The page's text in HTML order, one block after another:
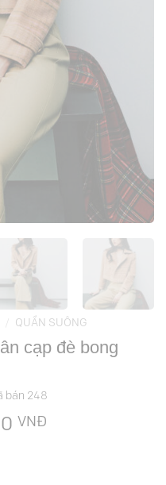
QUẦN SUÔNG
cạp đè bong
bán 248
VNĐ